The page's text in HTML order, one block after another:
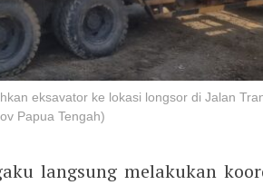
eksavator ke lokasi longsor di Jalan
Papua Tengah)
langsung melakukan